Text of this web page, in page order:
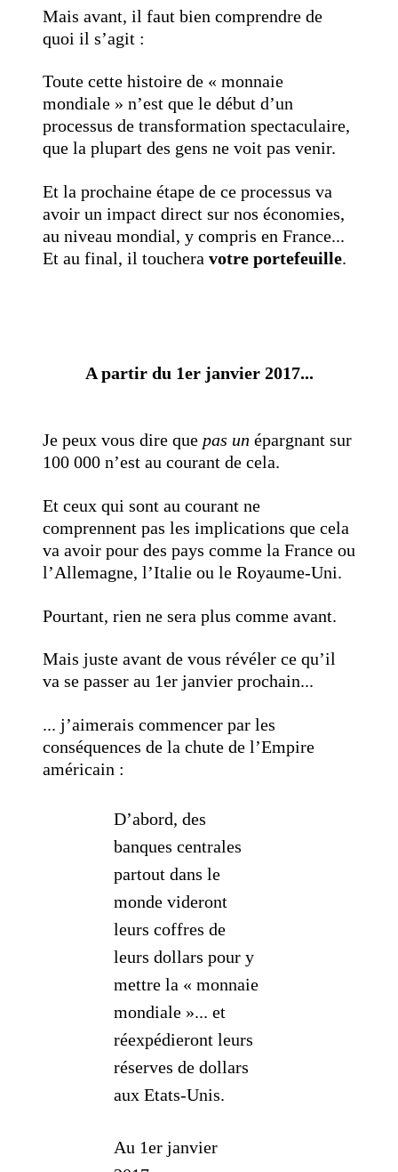
Mais avant, il faut bien comprendre de
quoi il s’agit :
Toute cette histoire de « monnaie
mondiale » n’est que le début d’un
processus de transformation spectaculaire,
que la plupart des gens ne voit pas venir.
Et la prochaine étape de ce processus va
avoir un impact direct sur nos économies,
au niveau mondial, y compris en France...
Et au final, il touchera votre portefeuille.
A partir du 1er janvier 2017...
Je peux vous dire que pas un épargnant sur
100 000 n’est au courant de cela.
Et ceux qui sont au courant ne
comprennent pas les implications que cela
va avoir pour des pays comme la France ou
l’Allemagne, l’Italie ou le Royaume-Uni.
Pourtant, rien ne sera plus comme avant.
Mais juste avant de vous révéler ce qu’il
va se passer au 1er janvier prochain...
... j’aimerais commencer par les
conséquences de la chute de l’Empire
américain :
D’abord, des
banques centrales
partout dans le
monde videront
leurs coffres de
leurs dollars pour y
mettre la « monnaie
mondiale »... et
réexpédieront leurs
réserves de dollars
aux Etats-Unis.
Au 1er janvier